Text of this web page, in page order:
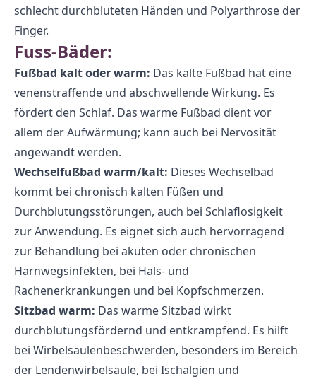
schlecht durchbluteten Händen und Polyarthrose der
Finger.
Fuss-Bäder:
Fußbad kalt oder warm: Das kalte Fußbad hat eine
venenstraffende und abschwellende Wirkung. Es
fördert den Schlaf. Das warme Fußbad dient vor
allem der Aufwärmung; kann auch bei Nervosität
angewandt werden.
Wechselfußbad warm/kalt: Dieses Wechselbad
kommt bei chronisch kalten Füßen und
Durchblutungsstörungen, auch bei Schlaflosigkeit
zur Anwendung. Es eignet sich auch hervorragend
zur Behandlung bei akuten oder chronischen
Harnwegsinfekten, bei Hals- und
Rachenerkrankungen und bei Kopfschmerzen.
Sitzbad warm: Das warme Sitzbad wirkt
durchblutungsfördernd und entkrampfend. Es hilft
bei Wirbelsäulenbeschwerden, besonders im Bereich
der Lendenwirbelsäule, bei Ischalgien und